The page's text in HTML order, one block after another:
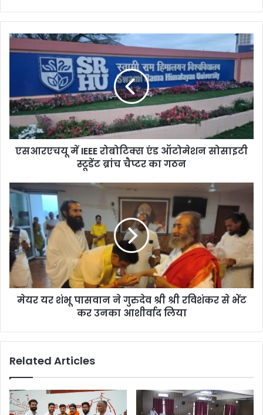
एसआरएचयू में IEEE रोबोटिक्स एंड ऑटोमेशन सोसाइटी
स्टूडेंट ब्रांच चैप्टर का गठन
मेयर यर शंभू पासवान ने गुरुदेव श्री श्री रविशंकर से भेंट
कर उनका आशीर्वाद लिया
Related Articles